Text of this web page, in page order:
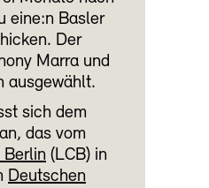
eine:n Basler
Der
Marra und
ausgewählt.
sich dem
an, das vom
Berlin (LCB) in
Deutschen